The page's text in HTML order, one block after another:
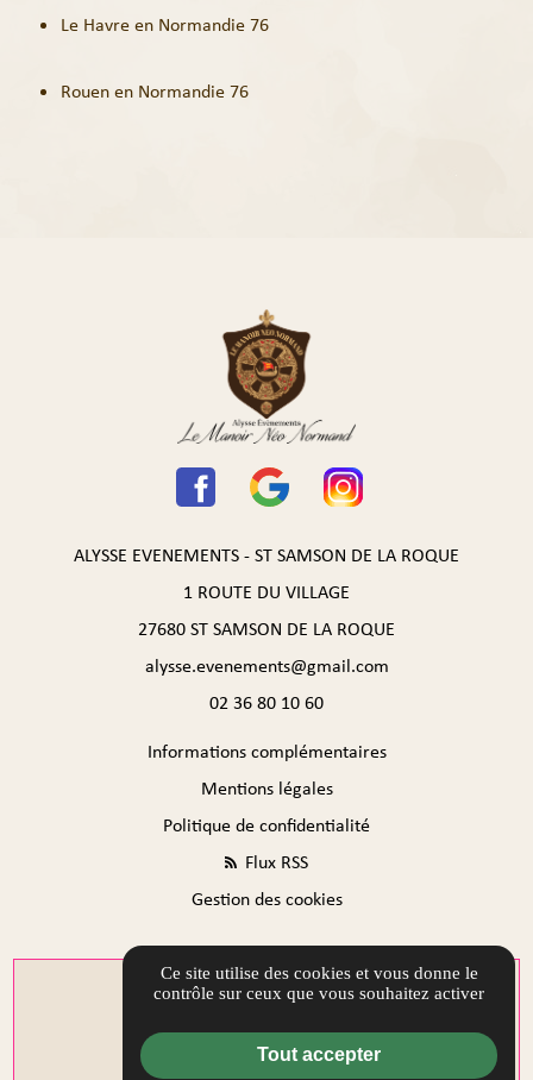
Le Havre en Normandie 76
Rouen en Normandie 76
ALYSSE EVENEMENTS - ST SAMSON DE LA ROQUE
1 ROUTE DU VILLAGE
27680 ST SAMSON DE LA ROQUE
alysse.evenements@gmail.com
02 36 80 10 60
Informations complémentaires
Mentions légales
Politique de confidentialité
Flux RSS
Gestion des cookies
Ce site utilise des cookies et vous donne le
contrôle sur ceux que vous souhaitez activer
Tout accepter